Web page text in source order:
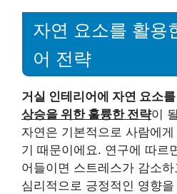
자연 요소를 활용
어 전략
거실 인테리어에 자연 요소
상승을 위한 훌륭한 전략이
자연은 기본적으로 사람에
기 때문이에요. 연구에 따르
어들이면 스트레스가 감소
심리적으로 긍정적인 영향